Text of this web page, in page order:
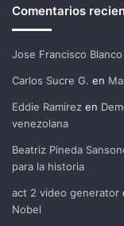
Comentarios
Jose Francisco Blanco
Carlos Sucre G. en
Eddie Ramirez en
venezolana
Beatriz Pineda
para la historia
act 2 video generator
Nobel